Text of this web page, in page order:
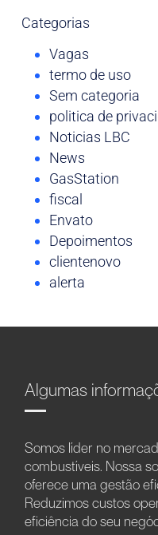
Categorias
Vagas
termo de uso
Sem categoria
politica de
Noticias LBC
News
GasStation
fiscal
Envato
Depoimentos
clientenovo
alerta
Algumas
Somos líder no
combustíveis. Nossa
oferece uma gestão
Reduzimos custos
eficiência do seu